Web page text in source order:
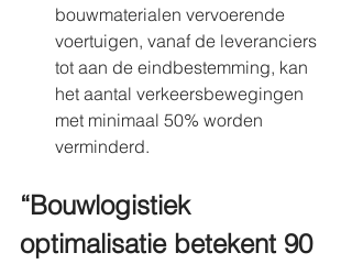
bouwmaterialen vervoerende
voertuigen, vanaf de leveranciers
tot aan de eindbestemming, kan
het aantal verkeersbewegingen
met minimaal 50% worden
verminderd.
“Bouwlogistiek
optimalisatie betekent 90